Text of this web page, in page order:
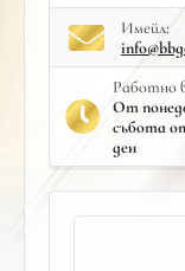
Имейл:
Работно
От
събота
ден